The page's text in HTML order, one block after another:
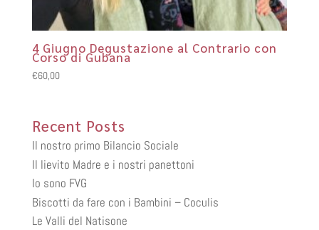
4 Giugno Degustazione al Contrario con
Corso di Gubana
€60,00
Recent Posts
Il nostro primo Bilancio Sociale
Il lievito Madre e i nostri panettoni
Io sono FVG
Biscotti da fare con i Bambini – Coculis
Le Valli del Natisone